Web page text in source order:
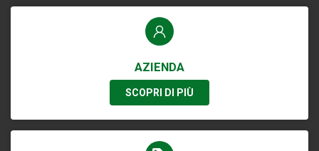
AZIENDA
SCOPRI DI PIÙ